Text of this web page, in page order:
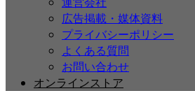
広告掲載・媒体資料
プライバシーポリシー
よくある質問
お問い合わせ
オンラインストア